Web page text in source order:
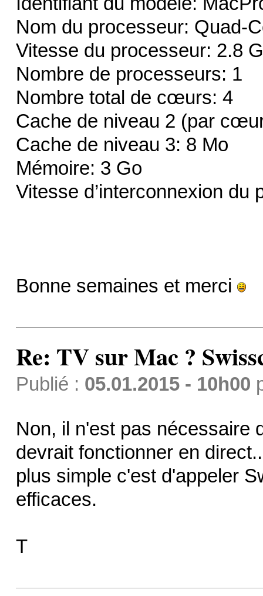
Nom du processeur: Quad-
Vitesse du processeur: 2.8
Nombre de processeurs: 1
Nombre total de cœurs: 4
Cache de niveau 2 (par
Cache de niveau 3: 8 Mo
Mémoire: 3 Go
Vitesse d’interconnexion du
Bonne semaines et merci
Re: TV sur Mac ?
Publié : 05.01.2015 - 10h00
Non, il n'est pas nécessaire
devrait fonctionner en
plus simple c'est d'appeler
efficaces.
T